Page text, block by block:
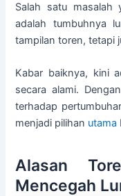
Salah satu
adalah tumbuhnya
tampilan toren, tetapi
Kabar baiknya, kini
secara alami.
terhadap
menjadi pilihan utama
Alasan
Mencegah